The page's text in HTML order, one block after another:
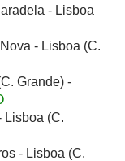
- Lisboa
- Lisboa (C.
Grande) -
Lisboa (C.
- Lisboa (C.